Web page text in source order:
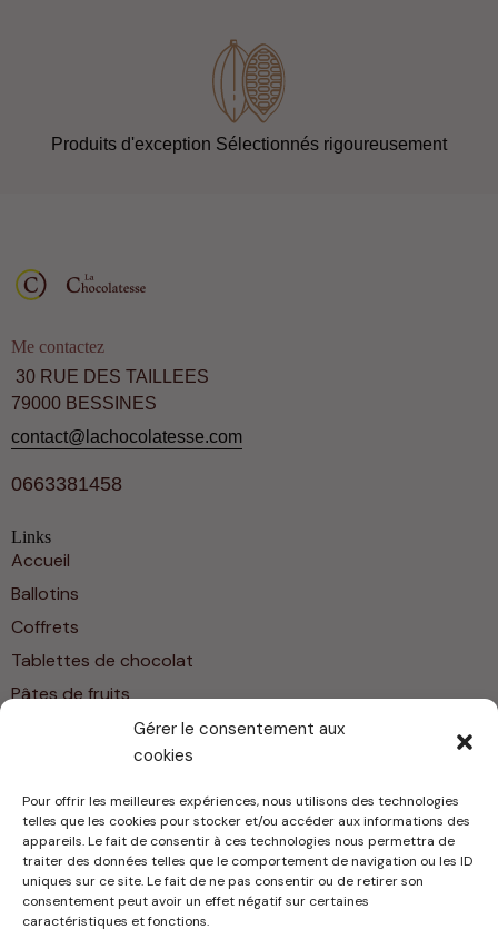
Gérer le consentement aux
cookies
Pour offrir les meilleures expériences, nous utilisons des technologies
telles que les cookies pour stocker et/ou accéder aux informations des
appareils. Le fait de consentir à ces technologies nous permettra de
traiter des données telles que le comportement de navigation ou les ID
uniques sur ce site. Le fait de ne pas consentir ou de retirer son
consentement peut avoir un effet négatif sur certaines
caractéristiques et fonctions.
Produits d'exception Sélectionnés rigoureusement
Me contactez
30 RUE DES TAILLEES
79000 BESSINES
contact@lachocolatesse.com
0663381458
Links
Accueil
Ballotins
Coffrets
Tablettes de chocolat
Pâtes de fruits
About Us
Shop
Contact